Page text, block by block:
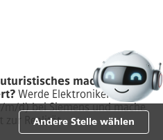
machen und
Werde Elektroniker für
d) bei Siemens und mache
zur Realität.
Andere Stelle wählen